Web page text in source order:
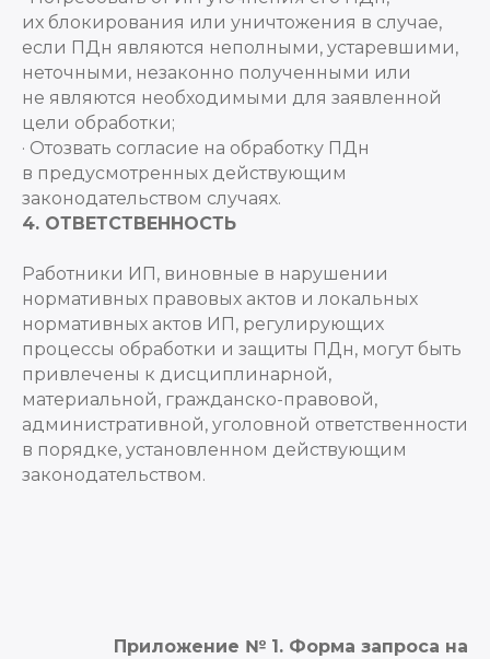
их блокирования или уничтожения в случае,
если ПДн являются неполными, устаревшими,
неточными, незаконно полученными или
не являются необходимыми для заявленной
цели обработки;
· Отозвать согласие на обработку ПДн
в предусмотренных действующим
законодательством случаях.
4. ОТВЕТСТВЕННОСТЬ
Работники ИП, виновные в нарушении
нормативных правовых актов и локальных
нормативных актов ИП, регулирующих
процессы обработки и защиты ПДн, могут быть
привлечены к дисциплинарной,
материальной, гражданско-правовой,
административной, уголовной ответственности
в порядке, установленном действующим
законодательством.
Приложение № 1. Форма запроса на